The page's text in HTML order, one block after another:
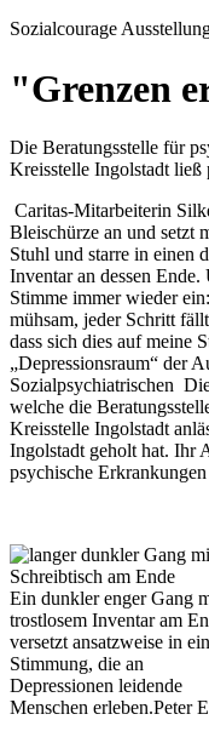
Sozialcourage
"Grenzen
Die Beratungsstelle für
Kreisstelle Ingolstadt ließ
Caritas-Mitarbeiterin
Bleischürze an und setzt
Stuhl und starre in einen
Inventar an dessen
Stimme immer wieder
mühsam, jeder Schritt
dass sich dies auf meine
„Depressionsraum“ der
Sozialpsychiatrischen
welche die
Kreisstelle Ingolstadt
Ingolstadt geholt hat. Ihr
psychische
Ein dunkler enger Gang
trostlosem Inventar am
versetzt ansatzweise in
Stimmung, die an
Depressionen leidende
Menschen erleben.Peter